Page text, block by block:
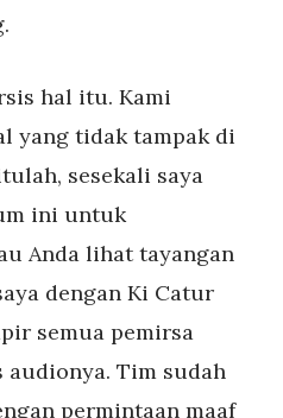
hal itu. Kami
yang tidak tampak di
sesekali saya
ini untuk
Anda lihat tayangan
dengan Ki Catur
semua pemirsa
Tim sudah
permintaan maaf